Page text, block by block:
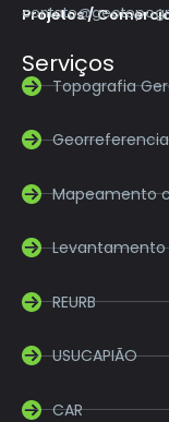
Projetos /
Serviços
Topografia
Mapeamento
REURB
USUCAPIÃO
CAR